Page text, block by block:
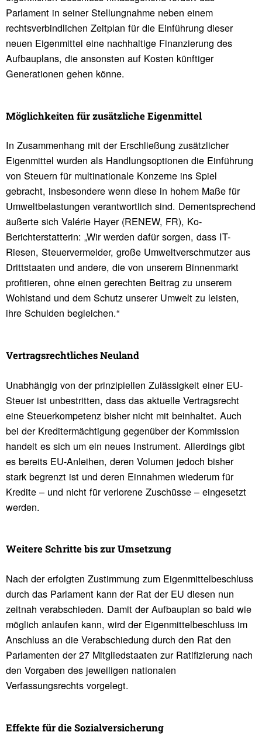
Parlament in seiner Stellungnahme neben einem
rechtsverbindlichen Zeitplan für die Einführung dieser
neuen Eigenmittel eine nachhaltige Finanzierung des
Aufbauplans, die ansonsten auf Kosten künftiger
Generationen gehen könne.
Möglich­keiten für zusätz­liche Eigen­mittel
In Zusammenhang mit der Erschließung zusätzlicher
Eigenmittel wurden als Handlungsoptionen die Einführung
von Steuern für multinationale Konzerne ins Spiel
gebracht, insbesondere wenn diese in hohem Maße für
Umweltbelastungen verantwortlich sind. Dementsprechend
äußerte sich Valérie Hayer (RENEW, FR), Ko-
Berichterstatterin: „Wir werden dafür sorgen, dass IT-
Riesen, Steuervermeider, große Umweltverschmutzer aus
Drittstaaten und andere, die von unserem Binnenmarkt
profitieren, ohne einen gerechten Beitrag zu unserem
Wohlstand und dem Schutz unserer Umwelt zu leisten,
ihre Schulden begleichen.“
Vertrags­recht­li­ches Neuland
Unabhängig von der prinzipiellen Zulässigkeit einer EU-
Steuer ist unbestritten, dass das aktuelle Vertragsrecht
eine Steuerkompetenz bisher nicht mit beinhaltet. Auch
bei der Kreditermächtigung gegenüber der Kommission
handelt es sich um ein neues Instrument. Allerdings gibt
es bereits EU-Anleihen, deren Volumen jedoch bisher
stark begrenzt ist und deren Einnahmen wiederum für
Kredite – und nicht für verlorene Zuschüsse – eingesetzt
werden.
Weitere Schritte bis zur Umset­zung
Nach der erfolgten Zustimmung zum Eigenmittelbeschluss
durch das Parlament kann der Rat der EU diesen nun
zeitnah verabschieden. Damit der Aufbauplan so bald wie
möglich anlaufen kann, wird der Eigenmittelbeschluss im
Anschluss an die Verabschiedung durch den Rat den
Parlamenten der 27 Mitgliedstaaten zur Ratifizierung nach
den Vorgaben des jeweiligen nationalen
Verfassungsrechts vorgelegt.
Effekte für die Sozi­al­ver­si­che­rung